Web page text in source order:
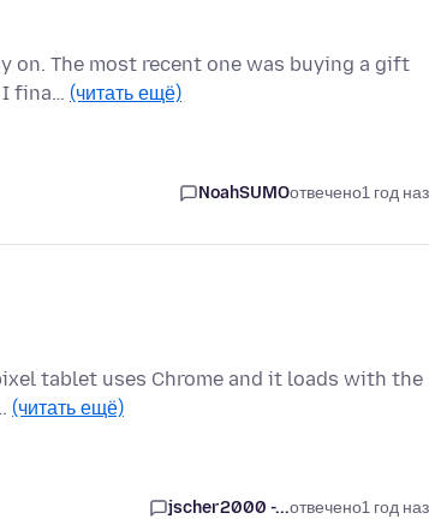
on. The most recent one was buying a gift
I fina… (читать ещё)
NoahSUMOотвечено1 год
tablet uses Chrome and it loads with the
(читать ещё)
jscher2000 -...отвечено1 год